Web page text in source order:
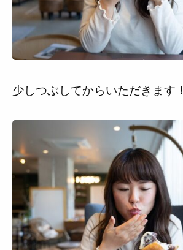
少しつぶしてからいただきます！